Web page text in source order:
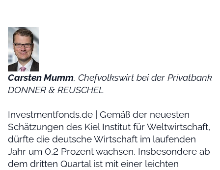
Carsten Mumm, Chefvolkswirt bei der Privatbank
DONNER & REUSCHEL
Investmentfonds.de | Gemäß der neuesten
Schätzungen des Kiel Institut für Weltwirtschaft,
dürfte die deutsche Wirtschaft im laufenden
Jahr um 0,2 Prozent wachsen. Insbesondere ab
dem dritten Quartal ist mit einer leichten